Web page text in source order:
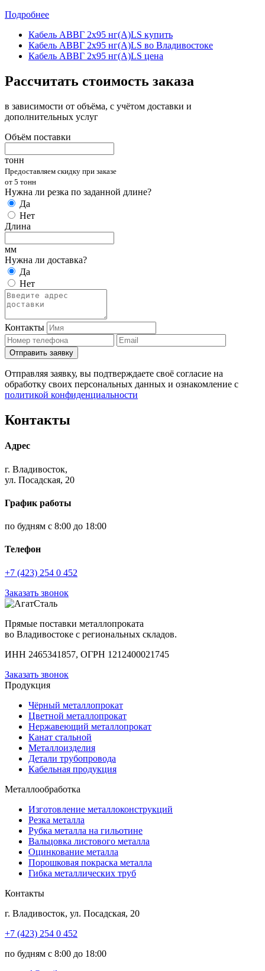
Подробнее
Кабель АВВГ 2х95 нг(А)LS купить
Кабель АВВГ 2х95 нг(А)LS во Владивостоке
Кабель АВВГ 2х95 нг(А)LS цена
Рассчитать стоимость заказа
в зависимости от объёма, с учётом доставки и
дополнительных услуг
Объём поставки
тонн
Предоставляем скидку при заказе
от 5 тонн
Нужна ли резка по заданной длине?
Да
Нет
Длина
мм
Нужна ли доставка?
Да
Нет
Контакты
Отправить заявку
Отправляя заявку, вы подтверждаете своё согласие на
обработку своих персональных данных и ознакомление с
политикой конфиденциальности
Контакты
Адрес
г. Владивосток,
ул. Посадская, 20
График работы
по будням с 8:00 до 18:00
Телефон
+7 (423) 254 0 452
Заказать звонок
Прямые поставки металлопроката
во Владивостоке с региональных складов.
ИНН 2465341857, ОГРН 1212400021745
Заказать звонок
Продукция
Чёрный металлопрокат
Цветной металлопрокат
Нержавеющий металлопрокат
Канат стальной
Металлоизделия
Детали трубопровода
Кабельная продукция
Металлообработка
Изготовление металлоконструкций
Резка металла
Рубка металла на гильотине
Вальцовка листового металла
Оцинкование металла
Порошковая покраска металла
Гибка металлических труб
Контакты
г. Владивосток, ул. Посадская, 20
+7 (423) 254 0 452
по будням с 8:00 до 18:00